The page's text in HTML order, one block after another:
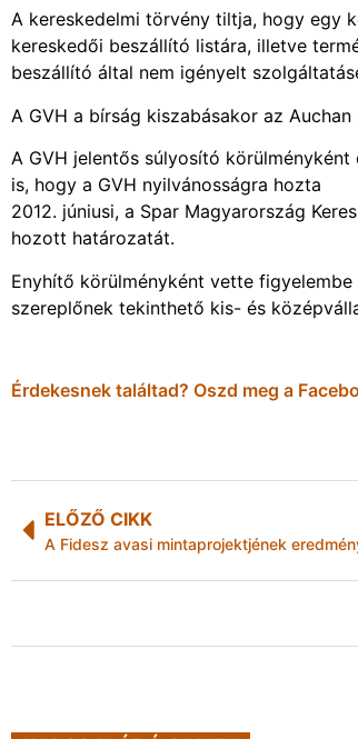
A kereskedelmi törvény tiltja, hogy egy
kereskedői beszállító listára, illetve
beszállító által nem igényelt
A GVH a bírság kiszabásakor az
A GVH jelentős súlyosító
is, hogy a GVH nyilvánosságra hozta
2012. júniusi, a Spar Magyarország
hozott határozatát.
Enyhítő körülményként vette
szereplőnek tekinthető kis- és
Érdekesnek találtad? Oszd meg a
ELŐZŐ CIKK